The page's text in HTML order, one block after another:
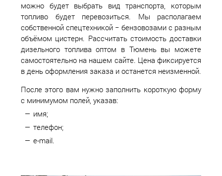
можно будет выбрать вид транспорта, которым
топливо будет перевозиться. Мы располагаем
собственной спецтехникой − бензовозами с разным
объёмом цистерн. Рассчитать стоимость доставки
дизельного топлива оптом в Тюмень вы можете
самостоятельно на нашем сайте. Цена фиксируется
в день оформления заказа и останется неизменной.
После этого вам нужно заполнить короткую форму
с минимумом полей, указав:
имя;
телефон;
e-mail.